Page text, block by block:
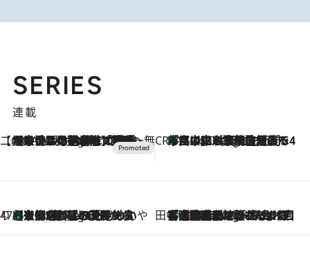
SERIES
連載
【CREA×星野リゾート】唯一無二。癒しと発見が待つ場所へ
2 Hours Ago
【トンボの足水浴】ヒノキの香りに包まれて涼感マックス！約13℃の湧水かけ流しを避暑地「星野温泉 トンボの湯」で体験 CREA'S CHOICE
4 Hours Ago
「立川にも歌舞伎があるんだよ」 片岡仁左衛門・市川中車ら豪華座組みで4年目の立川立飛歌舞伎へ
47都道府県の手みやげ ひんやりスイーツで夏を満喫
4 Hours Ago
【京都府】この夏絶対食べたい 冷やしておいしいおやつ3選 ひと口目から心を掴む新緑のテリーヌ 田中稲の勝手に再ブーム
9 Hours Ago
「湘南乃風に憧れて」観客大盛上がりの“タオル回し”に、ラッパー顔負けの高速歌唱まで…さだまさし（74）のアグレッシブすぎる現在地